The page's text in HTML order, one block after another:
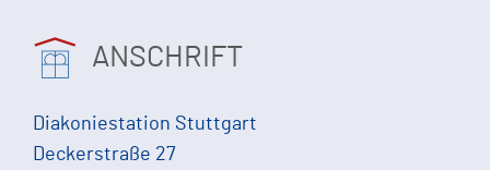
ANSCHRIFT
Diakoniestation Stuttgart
Deckerstraße 27